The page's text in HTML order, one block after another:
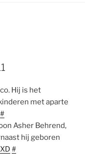
Hij is het
met aparte
#
Asher Behrend,
hij geboren
#